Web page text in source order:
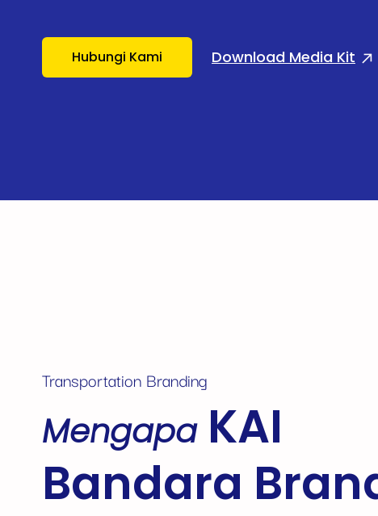
Hubungi Kami Download Media Kit
Transportation Branding
MengapaKAI
Bandara